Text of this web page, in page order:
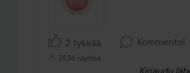
2 tykkää Kommentoi
3536 näyttöä
Kirjaudu